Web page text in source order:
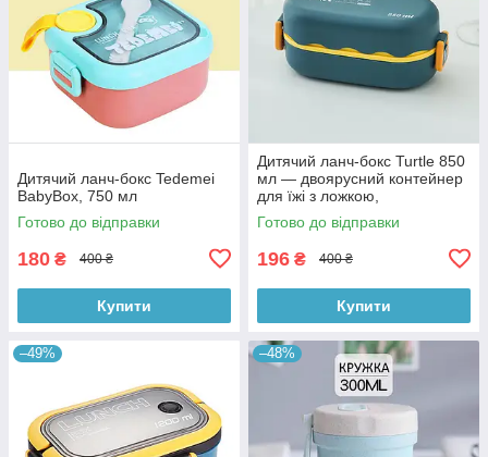
Дитячий ланч-бокс Tedemei
BabyBox, 750 мл
Готово до відправки
180 ₴ 400 ₴
Купити
Дитячий ланч-бокс Turtle 850
мл — двоярусний контейнер
для їжі з ложкою,
герметичний, для школи та
подорожей
Готово до відправки
196 ₴ 400 ₴
Купити
–49% –48%